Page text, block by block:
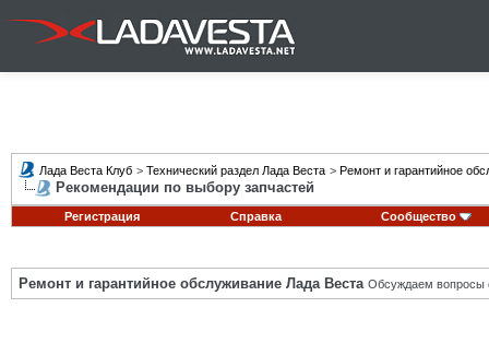
Лада Веста Клуб > Технический раздел Лада Веста > Ремонт и гарантийное
Рекомендации по выбору запчастей
Регистрация Справка Сообщество
Ремонт и гарантийное обслуживание Лада Веста Обсуждаем вопросы